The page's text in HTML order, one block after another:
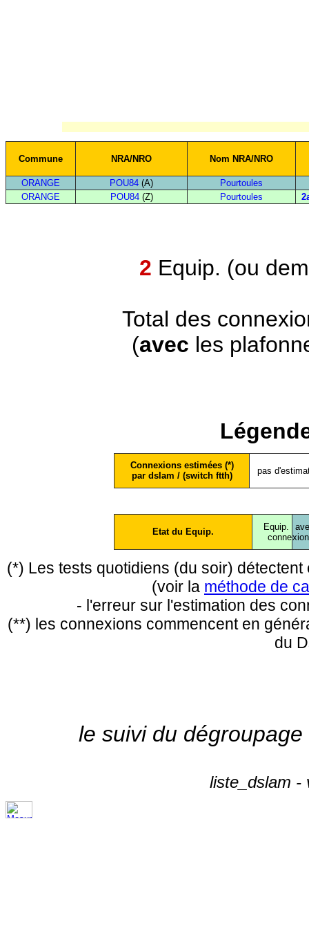
Commune NRA/NRO Nom NRA/NRO
ORANGE POU84 (A)
Pourtoules
ORANGE
POU84(Z) Pourtoules
2 Equip. (ou
Total des
(avec les
Connexions estimées (*)
par dslam / (switch ftth)
pas
Etat du Equip.
Equip.
conne
(*) Les tests quotidiens (du soir)
(voir la méthode de
- l'erreur sur l'estimation des
(**) les connexions commencent en
du
le suivi du
liste_dslam -